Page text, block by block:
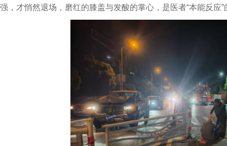
强，才悄然退场，磨红的膝盖与发酸的掌心，是医者“本能反应